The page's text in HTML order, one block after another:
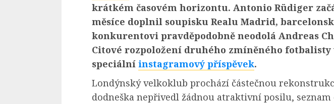
krátkém časovém horizontu. Antonio Rüdiger
měsíce doplnil soupisku Realu Madrid,
konkurentovi pravděpodobně neodolá Andreas
Citové rozpoložení druhého zmíněného
speciální instagramový příspěvek.
Londýnský velkoklub prochází částečnou
dodneška nepřivedl žádnou atraktivní posilu,